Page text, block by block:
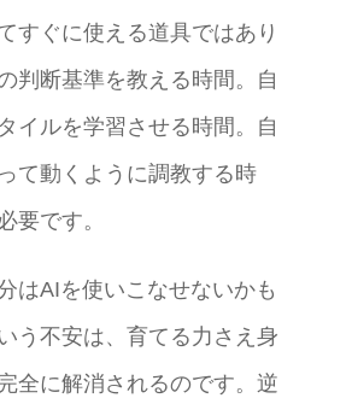
すぐに使える道具ではあり
判断基準を教える時間。自
イルを学習させる時間。自
て動くように調教する時
要です。
はAIを使いこなせないかも
う不安は、育てる力さえ身
全に解消されるのです。逆